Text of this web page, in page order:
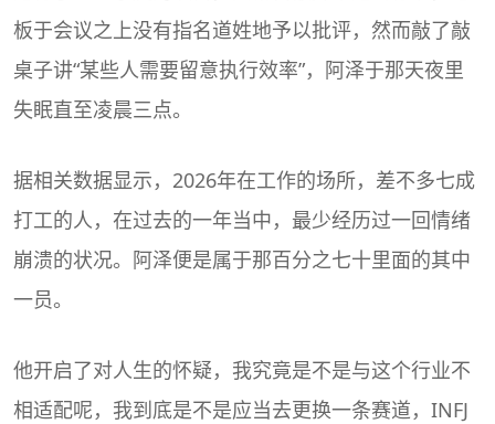
板于会议之上没有指名道姓地予以批评，然而敲了敲
桌子讲“某些人需要留意执行效率”，阿泽于那天夜里
失眠直至凌晨三点。
据相关数据显示，2026年在工作的场所，差不多七成
打工的人，在过去的一年当中，最少经历过一回情绪
崩溃的状况。阿泽便是属于那百分之七十里面的其中
一员。
他开启了对人生的怀疑，我究竟是不是与这个行业不
相适配呢，我到底是不是应当去更换一条赛道，INFJ